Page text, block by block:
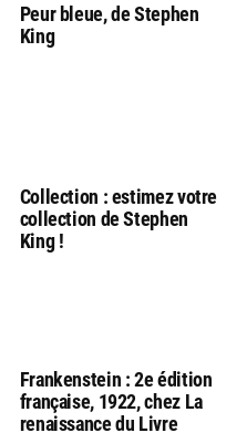
Peur bleue, de Stephen
King
Collection : estimez votre
collection de Stephen
King !
Frankenstein : 2e édition
française, 1922, chez La
renaissance du Livre